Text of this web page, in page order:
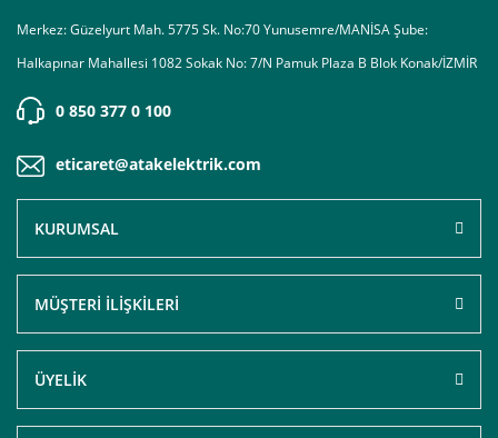
Merkez: Güzelyurt Mah. 5775 Sk. No:70 Yunusemre/MANİSA Şube:
Halkapınar Mahallesi 1082 Sokak No: 7/N Pamuk Plaza B Blok Konak/İZMİR
0 850 377 0 100
eticaret@atakelektrik.com
KURUMSAL
MÜŞTERİ İLİŞKİLERİ
ÜYELİK